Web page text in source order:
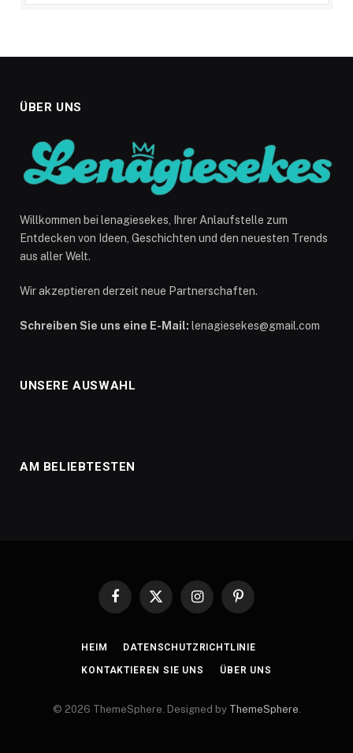
ÜBER UNS
Willkommen bei lenagiesekes, Ihrer Anlaufstelle zum
Entdecken von Ideen, Geschichten und den neuesten Trends
aus aller Welt.
Wir akzeptieren derzeit neue Partnerschaften.
Schreiben Sie uns eine E-Mail: lenagiesekes@gmail.com
UNSERE AUSWAHL
AM BELIEBTESTEN
Facebook
X
InstagramPinterest
HEIM DATENSCHUTZRICHTLINIE
KONTAKTIEREN SIE UNS ÜBER UNS
© 2026 ThemeSphere. Designed by ThemeSphere